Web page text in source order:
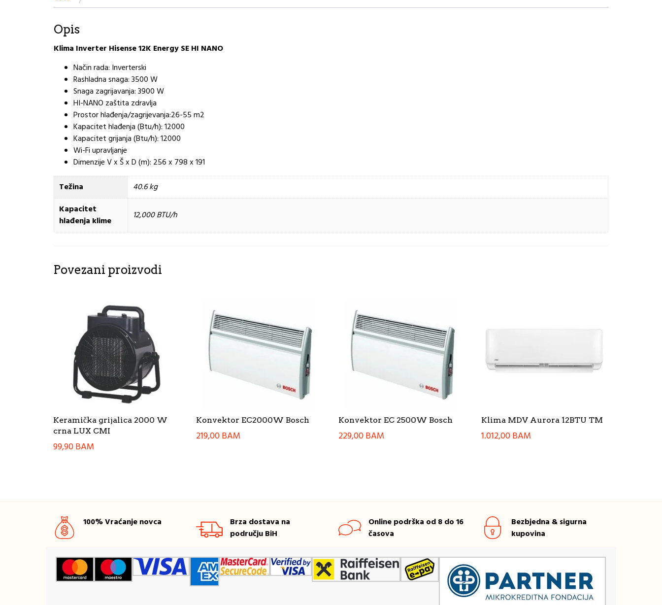
Opis
Klima Inverter Hisense 12K Energy SE HI NANO
Način rada: Inverterski
Rashladna snaga: 3500 W
Snaga zagrijavanja: 3900 W
HI-NANO zaštita zdravlja
Prostor hlađenja/zagrijevanja:26-55 m2
Kapacitet hlađenja (Btu/h): 12000
Kapacitet grijanja (Btu/h): 12000
Wi-Fi upravljanje
Dimenzije V x Š x D (m): 256 x 798 x 191
Težina
40.6 kg
Kapacitet
hlađenja klime
12,000 BTU/h
Povezani proizvodi
Keramička grijalica 2000 W
crna LUX CMI
99,90BAM
Konvektor EC2000W Bosch
219,00BAM
Konvektor EC 2500W Bosch
229,00BAM
Klima MDV Aurora 12BTU TM
1.012,00BAM
100% Vraćanje novca
Brza dostava na
području BiH
Online podrška od 8 do 16
časova
Bezbjedna & sigurna
kupovina